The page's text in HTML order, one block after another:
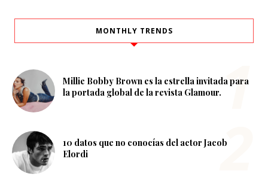
MONTHLY TRENDS
Millie Bobby Brown es la estrella invitada para
la portada global de la revista Glamour.
10 datos que no conocías del actor Jacob
Elordi